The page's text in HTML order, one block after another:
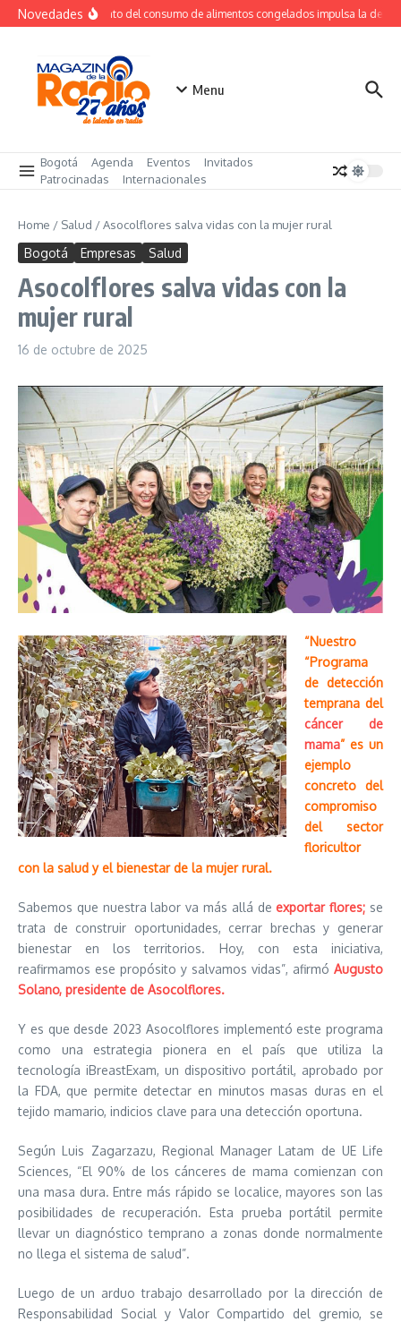
Saltar al contenido
NovedadesCrecimiento del consumo de alimentos congelados impulsa la
Menu
Bogotá Agenda Eventos
Invitados
Patrocinadas
Internacionales
Home / Salud /Asocolflores salva vidas con la mujer rural
Bogotá Empresas Salud
Asocolflores salva vidas con la
mujer rural
16 de octubre de 2025
“Nuestro
“Programa
de detección
temprana del
cáncer de
mama” es un
ejemplo
concreto del
compromiso
del sector
floricultor
con la salud y el bienestar de la mujer rural.
Sabemos que nuestra labor va más allá deexportar flores; se
trata de construir oportunidades, cerrar brechas y generar
bienestar en los territorios. Hoy, con esta iniciativa,
reafirmamos ese propósito y salvamos vidas”, afirmó Augusto
Solano, presidente de Asocolflores.
Y es que desde 2023 Asocolflores implementó este programa
como una estrategia pionera en el país que utiliza la
tecnología iBreastExam, un dispositivo portátil, aprobado por
la FDA, que permite detectar en minutos masas duras en el
tejido mamario, indicios clave para una detección oportuna.
Según Luis Zagarzazu, Regional Manager Latam de UE Life
Sciences, “El 90% de los cánceres de mama comienzan con
una masa dura. Entre más rápido se localice, mayores son las
posibilidades de recuperación. Esta prueba portátil permite
llevar un diagnóstico temprano a zonas donde normalmente
no llega el sistema de salud”.
Luego de un arduo trabajo desarrollado por la dirección de
Responsabilidad Social y Valor Compartido del gremio, se